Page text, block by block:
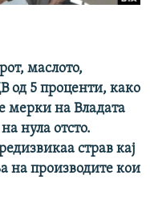
маслото,
од 5 проценти, како
мерки на Владата
нула отсто.
страв кај
на производите кои